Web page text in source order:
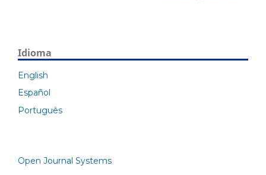
Idioma
English
Español
Português
Open Journal Systems